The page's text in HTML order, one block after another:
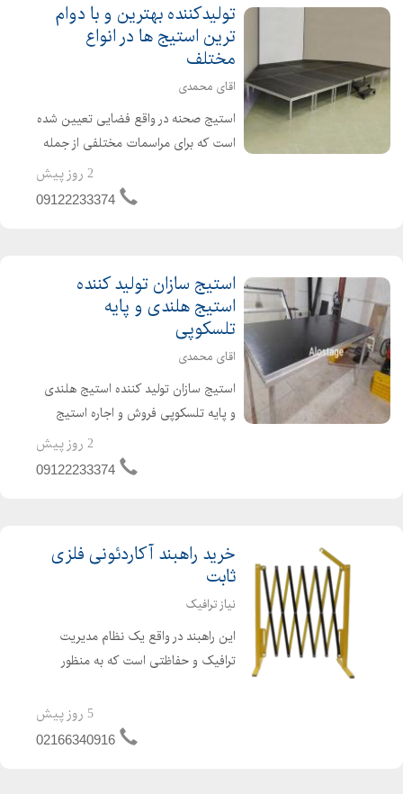
تولیدکننده بهترین و با دوام
ترین استیج ها در انواع
مختلف
اقای محمدی
استیج صحنه در واقع فضایی تعیین شده
است که برای مراسمات مختلفی از جمله
افتتاحیه , نمایشگاه های مختلف ,
مراسمات مذهبی و استفاده می شود و
2 روز پیش
09122233374
استیج سازان تولید کننده
استیج هلندی و پایه
تلسکوپی
اقای محمدی
استیج سازان تولید کننده استیج هلندی
و پایه تلسکوپی فروش و اجاره استیج
برای مراسم های افتتاحیه ، نمایشگاه
های مختلف ، مراسمات مذهبی ،
2 روز پیش
09122233374
خرید راهبند آکاردئونی فلزی
ثابت
نیاز ترافیک
این راهبند در واقع یک نظام مدیریت
ترافیک و حفاظتی است که به منظور
به مکان های مختلف مورد استفاده قرار
می گیرد. این سیستم عمدتا در مکان
5 روز پیش
02166340916